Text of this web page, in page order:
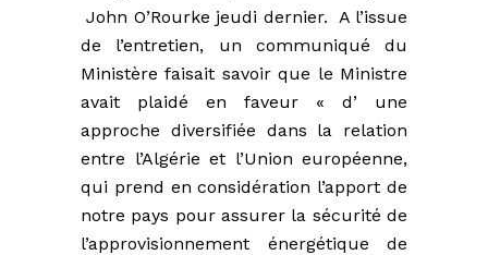
John O’Rourke jeudi dernier. A l’issue
de l’entretien, un communiqué du
Ministère faisait savoir que le Ministre
avait plaidé en faveur « d’ une
approche diversifiée dans la relation
entre l’Algérie et l’Union européenne,
qui prend en considération l’apport de
notre pays pour assurer la sécurité de
l’approvisionnement énergétique de